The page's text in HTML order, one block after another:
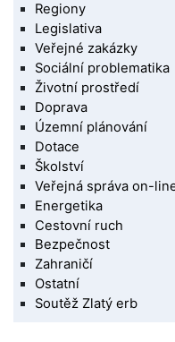
Regiony
Legislativa
Veřejné zakázky
Sociální problematika
Životní prostředí
Doprava
Územní plánování
Dotace
Školství
Veřejná správa on-
Energetika
Cestovní ruch
Bezpečnost
Zahraničí
Ostatní
Soutěž Zlatý erb